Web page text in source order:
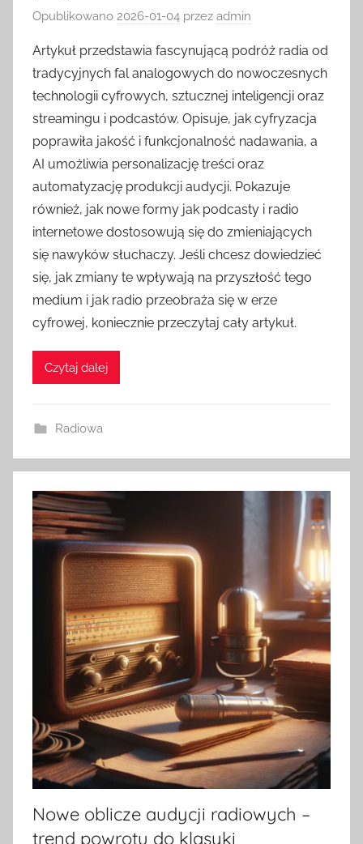
Opublikowano 2026-01-04 przez admin
Artykuł przedstawia fascynującą podróż radia od
tradycyjnych fal analogowych do nowoczesnych
technologii cyfrowych, sztucznej inteligencji oraz
streamingu i podcastów. Opisuje, jak cyfryzacja
poprawiła jakość i funkcjonalność nadawania, a
AI umożliwia personalizację treści oraz
automatyzację produkcji audycji. Pokazuje
również, jak nowe formy jak podcasty i radio
internetowe dostosowują się do zmieniających
się nawyków słuchaczy. Jeśli chcesz dowiedzieć
się, jak zmiany te wpływają na przyszłość tego
medium i jak radio przeobraża się w erze
cyfrowej, koniecznie przeczytaj cały artykuł.
Czytaj dalej
Radiowa
Nowe oblicze audycji radiowych –
trend powrotu do klasyki